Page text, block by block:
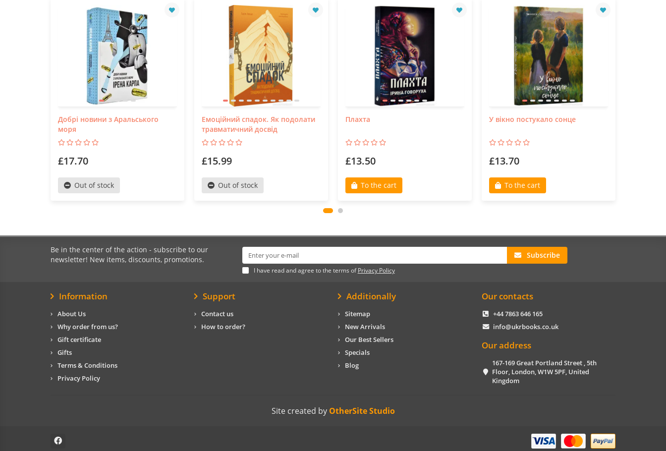
Добрі новини з Аральського
моря
£17.70
Out of stock
Емоційний спадок. Як подолати
травматичний досвід
£15.99
Out of stock
Плахта
£13.50
To the cart
У вікно постукало сонце
£13.70
To the cart
Be in the center of the action - subscribe to our
newsletter! New items, discounts, promotions.
Subscribe
I have read and agree to the terms ofPrivacy Policy
Information
About Us
Why order from us?
Gift certificate
Gifts
Terms & Conditions
Privacy Policy
Support
Contact us
How to order?
Additionally
Sitemap
New Arrivals
Our Best Sellers
Specials
Blog
Our contacts
+44 7863 646 165
info@ukrbooks.co.uk
Our address
167-169 Great Portland Street , 5th
Floor, London, W1W 5PF, United
Kingdom
Site created by OtherSite Studio